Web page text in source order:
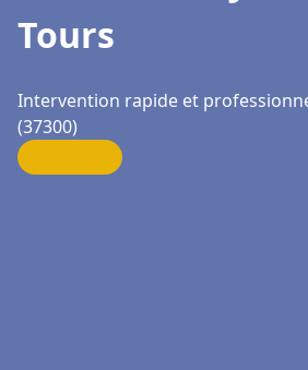
Tours
Intervention rapide et
(37300)